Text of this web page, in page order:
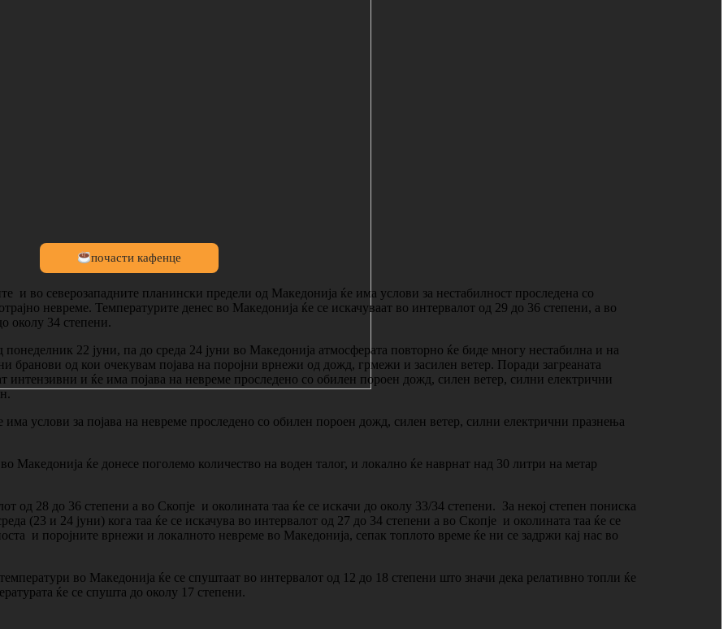
почасти кафенце
и во северозападните планински предели од Македонија ќе има услови за нестабилност проследена со
невреме. Температурите денес во Македонија ќе се искачуваат во интервалот од 29 до 36 степени, а во
околу 34 степени.
22 јуни, па до среда 24 јуни во Македонија атмосферата повторно ќе биде многу нестабилна и на
од кои очекувам појава на поројни врнежи од дожд, грмежи и засилен ветер. Поради загреаната
интензивни и ќе има појава на невреме проследено со обилен пороен дожд, силен ветер, силни електрични
услови за појава на невреме проследено со обилен пороен дожд, силен ветер, силни електрични празнења
Македонија ќе донесе поголемо количество на воден талог, и локално ќе наврнат над 30 литри на метар
од 28 до 36 степени а во Скопје и околината таа ќе се искачи до околу 33/34 степени. За некој степен пониска
(23 и 24 јуни) кога таа ќе се искачува во интервалот од 27 до 34 степени а во Скопје и околината таа ќе се
и поројните врнежи и локалното невреме во Македонија, сепак топлото време ќе ни се задржи кај нас во
во Македонија ќе се спуштаат во интервалот од 12 до 18 степени што значи дека релативно топли ќе
ќе се спушта до околу 17 степени.